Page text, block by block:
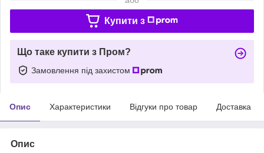
Купити з
Що таке купити з Пром?
Замовлення під захистом
Опис Характеристики Відгуки про товар Доставка
Опис